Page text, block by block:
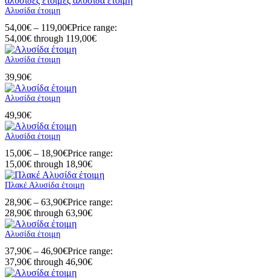
Αλυσίδα έτοιμη
54,00€ – 119,00€Price range:
54,00€ through 119,00€
Αλυσίδα έτοιμη
39,90€
Αλυσίδα έτοιμη
49,90€
Αλυσίδα έτοιμη
15,00€ – 18,90€Price range:
15,00€ through 18,90€
Πλακέ Αλυσίδα έτοιμη
28,90€ – 63,90€Price range:
28,90€ through 63,90€
Αλυσίδα έτοιμη
37,90€ – 46,90€Price range:
37,90€ through 46,90€